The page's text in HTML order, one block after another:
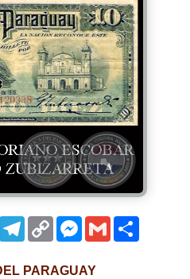
LinkedInTelegram
Copy
Link
Messenger
Gmail
PARAGUAY